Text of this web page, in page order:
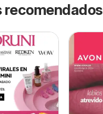
recomendados